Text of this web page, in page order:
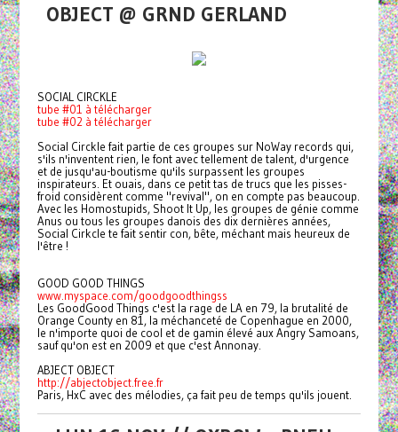
OBJECT @ GRND GERLAND
SOCIAL CIRCKLE
tube #01 à télécharger
tube #02 à télécharger
Social Circkle fait partie de ces groupes sur NoWay records qui,
s'ils n'inventent rien, le font avec tellement de talent, d'urgence
et de jusqu'au-boutisme qu'ils surpassent les groupes
inspirateurs. Et ouais, dans ce petit tas de trucs que les pisses-
froid considèrent comme "revival", on en compte pas beaucoup.
Avec les Homostupids, Shoot It Up, les groupes de génie comme
Anus ou tous les groupes danois des dix dernières années,
Social Cirkcle te fait sentir con, bête, méchant mais heureux de
l'être !
GOOD GOOD THINGS
www.myspace.com/goodgoodthingss
Les GoodGood Things c'est la rage de LA en 79, la brutalité de
Orange County en 81, la méchanceté de Copenhague en 2000,
le n'importe quoi de cool et de gamin élevé aux Angry Samoans,
sauf qu'on est en 2009 et que c'est Annonay.
ABJECT OBJECT
http://abjectobject.free.fr
Paris, HxC avec des mélodies, ça fait peu de temps qu'ils jouent.